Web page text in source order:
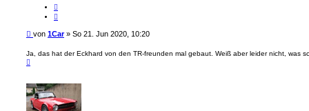
i
t
t
B
i
g
von 1Car» So 21. Jun 2020, 10:20
Ja, das hat der Eckhard von den TR-freunden mal gebaut. Weiß aber leider nicht, was
a
h
o
b
e